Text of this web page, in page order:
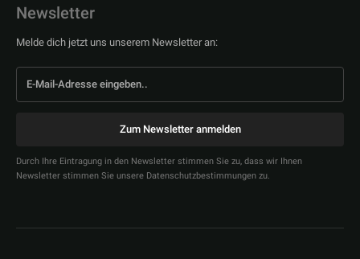
Newsletter
Melde dich jetzt uns unserem Newsletter an:
Zum Newsletter anmelden
Durch Ihre Eintragung in den Newsletter stimmen Sie zu, dass wir Ihnen
Newsletter stimmen Sie unsere Datenschutzbestimmungen zu.